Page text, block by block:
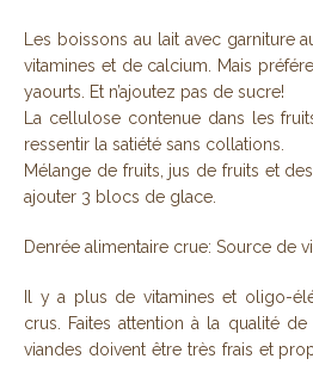
Les boissons au lait avec garniture
vitamines et de calcium. Mais
yaourts. Et n’ajoutez pas de sucre!
La cellulose contenue dans les
ressentir la satiété sans collations.
Mélange de fruits, jus de fruits et
ajouter 3 blocs de glace.
Denrée alimentaire crue: Source de
Il y a plus de vitamines et oligo-
crus. Faites attention à la qualité
viandes doivent être très frais et